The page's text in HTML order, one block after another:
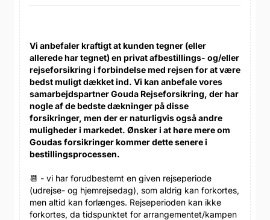
Vi anbefaler kraftigt at kunden tegner (eller
allerede har tegnet) en privat afbestillings- og/eller
rejseforsikring i forbindelse med rejsen for at være
bedst muligt dækket ind. Vi kan anbefale vores
samarbejdspartner Gouda Rejseforsikring, der har
nogle af de bedste dækninger på disse
forsikringer, men der er naturligvis også andre
muligheder i markedet. Ønsker i at høre mere om
Goudas forsikringer kommer dette senere i
bestillingsprocessen.
📆 - vi har forudbestemt en given rejseperiode
(udrejse- og hjemrejsedag), som aldrig kan forkortes,
men altid kan forlænges. Rejseperioden kan ikke
forkortes, da tidspunktet for arrangementet/kampen